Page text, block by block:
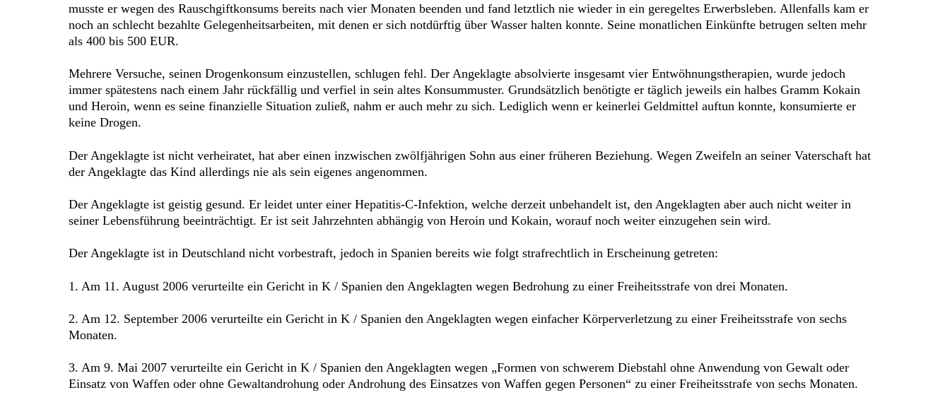
musste er wegen des Rauschgiftkonsums bereits nach vier Monaten beenden und fand letztlich nie wieder in ein geregeltes Erwerbsleben. Allenfalls kam er
noch an schlecht bezahlte Gelegenheitsarbeiten, mit denen er sich notdürftig über Wasser halten konnte. Seine monatlichen Einkünfte betrugen selten mehr
als 400 bis 500 EUR.
Mehrere Versuche, seinen Drogenkonsum einzustellen, schlugen fehl. Der Angeklagte absolvierte insgesamt vier Entwöhnungstherapien, wurde jedoch
immer spätestens nach einem Jahr rückfällig und verfiel in sein altes Konsummuster. Grundsätzlich benötigte er täglich jeweils ein halbes Gramm Kokain
und Heroin, wenn es seine finanzielle Situation zuließ, nahm er auch mehr zu sich. Lediglich wenn er keinerlei Geldmittel auftun konnte, konsumierte er
keine Drogen.
Der Angeklagte ist nicht verheiratet, hat aber einen inzwischen zwölfjährigen Sohn aus einer früheren Beziehung. Wegen Zweifeln an seiner Vaterschaft hat
der Angeklagte das Kind allerdings nie als sein eigenes angenommen.
Der Angeklagte ist geistig gesund. Er leidet unter einer Hepatitis-C-Infektion, welche derzeit unbehandelt ist, den Angeklagten aber auch nicht weiter in
seiner Lebensführung beeinträchtigt. Er ist seit Jahrzehnten abhängig von Heroin und Kokain, worauf noch weiter einzugehen sein wird.
Der Angeklagte ist in Deutschland nicht vorbestraft, jedoch in Spanien bereits wie folgt strafrechtlich in Erscheinung getreten:
1. Am 11. August 2006 verurteilte ein Gericht in K / Spanien den Angeklagten wegen Bedrohung zu einer Freiheitsstrafe von drei Monaten.
2. Am 12. September 2006 verurteilte ein Gericht in K / Spanien den Angeklagten wegen einfacher Körperverletzung zu einer Freiheitsstrafe von sechs
Monaten.
3. Am 9. Mai 2007 verurteilte ein Gericht in K / Spanien den Angeklagten wegen „Formen von schwerem Diebstahl ohne Anwendung von Gewalt oder
Einsatz von Waffen oder ohne Gewaltandrohung oder Androhung des Einsatzes von Waffen gegen Personen“ zu einer Freiheitsstrafe von sechs Monaten.